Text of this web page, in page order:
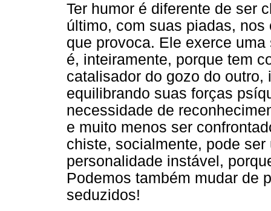
Ter humor é diferente de ser
último, com suas piadas,
que provoca. Ele exerce
é, inteiramente, porque tem
catalisador do gozo do
equilibrando suas forças
necessidade de
e muito menos ser
chiste, socialmente, pode
personalidade instável,
Podemos também mudar de
seduzidos!